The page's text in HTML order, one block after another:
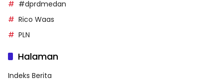
#dprdmedan
Rico Waas
PLN
Halaman
Indeks Berita